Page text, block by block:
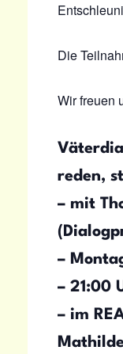
Die
Wir freuen
reden,
– mit
–
– 21:00
– im